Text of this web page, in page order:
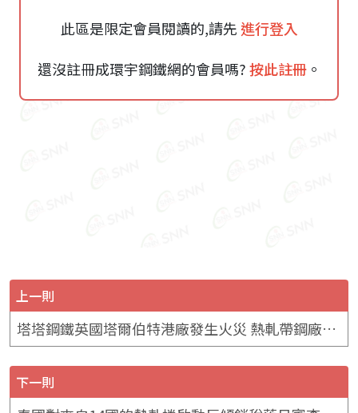
此區是限定會員閱讀的,請先 進行登入
還沒註冊成環宇鋼鐵網的會員嗎?按此註冊。
上一則
塔塔鋼鐵英國塔爾伯特港廠發生火災 熱軋帶鋼廠營運暫時中斷
下一則